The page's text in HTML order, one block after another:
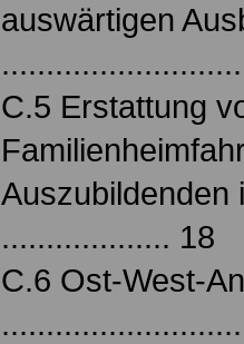
auswärtigen
C.5 Erstattung
Auszubildenden
................... 18
C.6 Ost-West-